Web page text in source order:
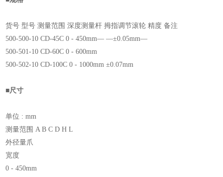
货号 型号 测量范围 深度测量杆 拇指调节滚轮 精度 备注
500-500-10 CD-45C 0 - 450mm— —±0.05mm—
500-501-10 CD-60C 0 - 600mm
500-502-10 CD-100C 0 - 1000mm ±0.07mm
■尺寸
单位 : mm
测量范围 A B C D H L
外径量爪
宽度
0 - 450mm